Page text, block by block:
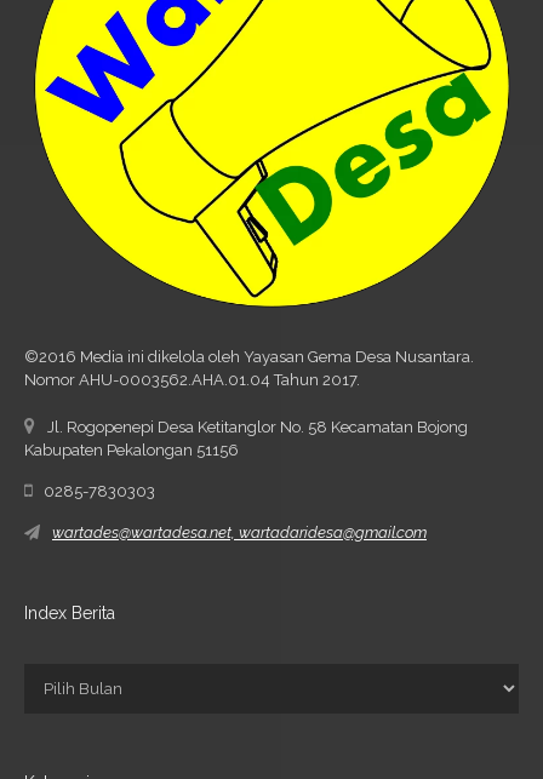
©2016 Media ini dikelola oleh Yayasan Gema Desa Nusantara.
Nomor AHU-0003562.AHA.01.04 Tahun 2017.
Jl. Rogopenepi Desa Ketitanglor No. 58 Kecamatan Bojong
Kabupaten Pekalongan 51156
0285-7830303
wartades@wartadesa.net, wartadaridesa@gmail.com
Index Berita